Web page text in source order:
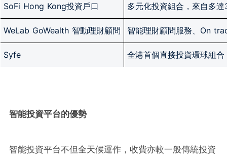
SoFi Hong Kong投資戶口 多元化投資組合，來自多
WeLab GoWealth 智動理財顧問 智能理財​顧問服務、On
Syfe 全港首個直接投資環球組合
智能投資平台的優勢
智能投資平台不但全天候運作，收費亦較一般傳統投資